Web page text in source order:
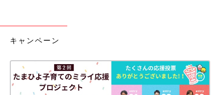
キャンペーン